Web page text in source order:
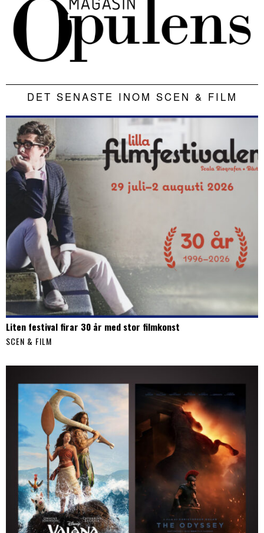
DET SENASTE INOM SCEN & FILM
Liten festival firar 30 år med stor filmkonst
SCEN & FILM